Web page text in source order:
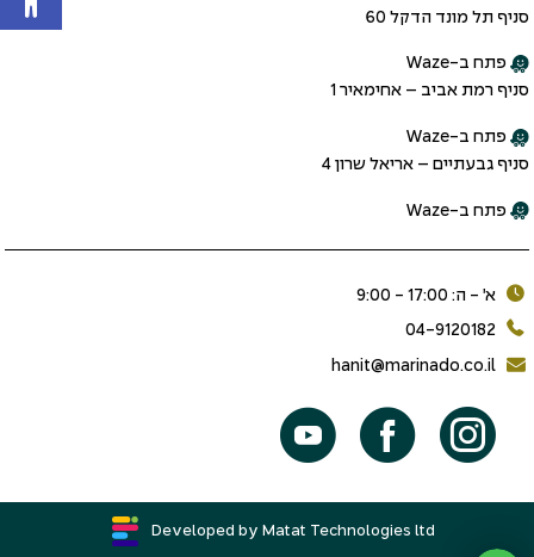
סניף תל מונד הדקל 60
פתח ב-Waze
סניף רמת אביב – אחימאיר 1
פתח ב-Waze
סניף גבעתיים – אריאל שרון 4
פתח ב-Waze
א׳ - ה: 17:00 - 9:00
04-9120182
hanit@marinado.co.il
Developed by Matat Technologies ltd